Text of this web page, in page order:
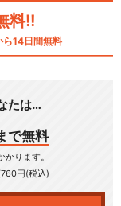
料!!
ら14日間無料
たは…
で無料
ります。
円(税込)